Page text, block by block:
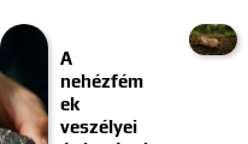
A
nehézfém
ek
veszélyei